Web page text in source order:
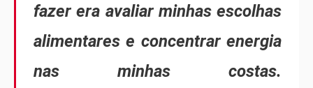
fazer era avaliar minhas escolhas
alimentares e concentrar energia
nas minhas costas.